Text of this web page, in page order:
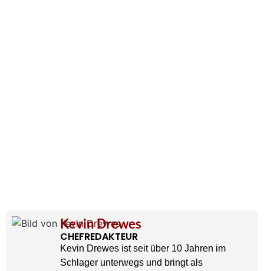
Kevin Drewes
CHEFREDAKTEUR
Kevin Drewes ist seit über 10 Jahren im
Schlager unterwegs und bringt als